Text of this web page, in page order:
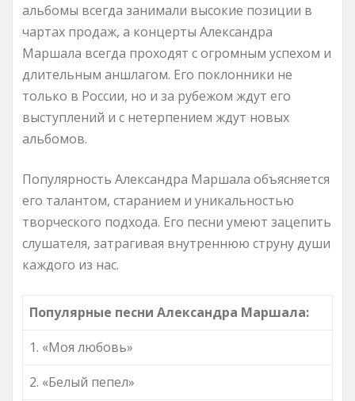
альбомы всегда занимали высокие позиции в
чартах продаж, а концерты Александра
Маршала всегда проходят с огромным успехом и
длительным аншлагом. Его поклонники не
только в России, но и за рубежом ждут его
выступлений и с нетерпением ждут новых
альбомов.
Популярность Александра Маршала объясняется
его талантом, старанием и уникальностью
творческого подхода. Его песни умеют зацепить
слушателя, затрагивая внутреннюю струну души
каждого из нас.
Популярные песни Александра Маршала:
1. «Моя любовь»
2. «Белый пепел»